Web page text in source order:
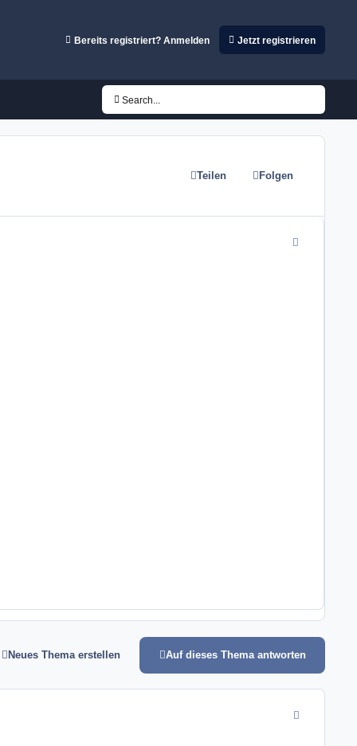
Bereits registriert? Anmelden Jetzt registrieren
Search...
Teilen Folgen
Neues Thema erstellen Auf dieses Thema antworten